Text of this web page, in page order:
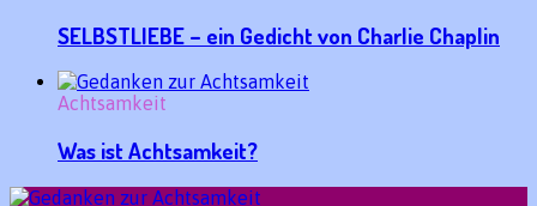
SELBSTLIEBE – ein Gedicht von Charlie Chaplin
Achtsamkeit
Was ist Achtsamkeit?